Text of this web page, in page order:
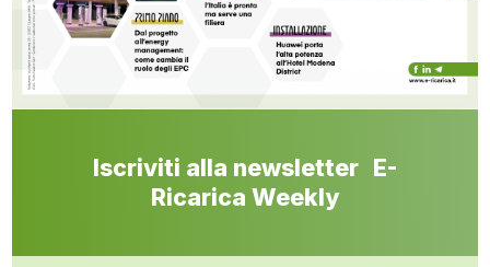
Iscriviti alla newsletter E-
Ricarica Weekly